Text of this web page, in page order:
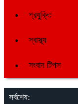
প্রযুক্তি
স্বাস্থ্য
সংবাদ টিপস
সর্বশেষ: